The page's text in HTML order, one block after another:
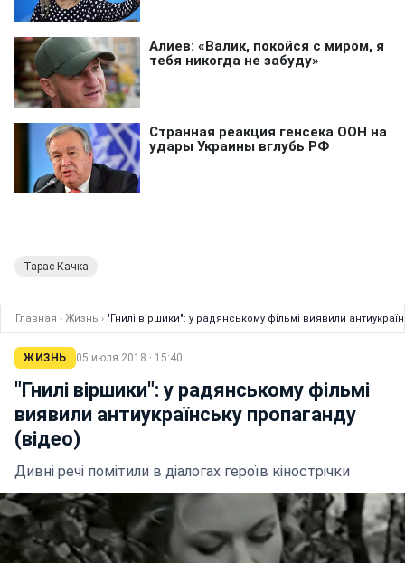
Тарас Качка
Главная › Жизнь › "Гнилі віршики": у радянському фільмі виявили
ЖИЗНЬ 05 июля 2018 · 15:40
"Гнилі віршики": у радянському фільмі
виявили антиукраїнську пропаганду
(відео)
Дивні речі помітили в діалогах героїв кінострічки